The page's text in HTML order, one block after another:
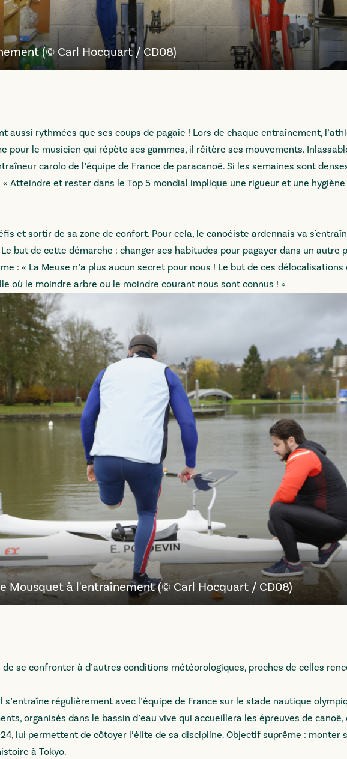
(© Carl Hocquart / CD08)
aussi rythmées que ses coups de pagaie ! Lors de chaque entraînement,
pour le musicien qui répète ses gammes, il réitère ses mouvements.
carolo de l’équipe de France de paracanoë. Si les semaines sont
Atteindre et rester dans le Top 5 mondial implique une rigueur et une
et sortir de sa zone de confort. Pour cela, le canoéiste ardennais va
but de cette démarche : changer ses habitudes pour pagayer dans un autre
: « La Meuse n’a plus aucun secret pour nous ! Le but de ces délocalisations
où le moindre arbre ou le moindre courant nous sont connus ! »
Mousquet à l'entraînement (© Carl Hocquart / CD08)
se confronter à d’autres conditions météorologiques, proches de celles
régulièrement avec l’équipe de France sur le stade nautique
organisés dans le bassin d’eau vive qui accueillera les épreuves de canoë,
lui permettent de côtoyer l’élite de sa discipline. Objectif suprême : monter
à Tokyo.